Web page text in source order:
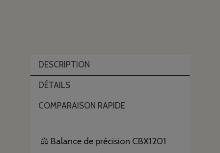
DESCRIPTION
DÉTAILS
COMPARAISON RAPIDE
⚖️ Balance de précision CBX1201